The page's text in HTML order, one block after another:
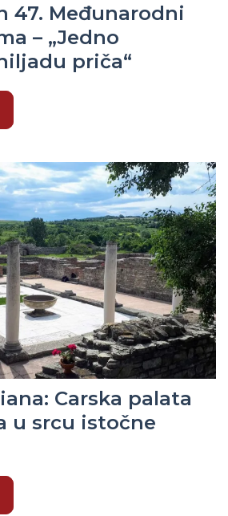
47. Međunarodni
– „Jedno
priča“
Carska palata
u srcu istočne